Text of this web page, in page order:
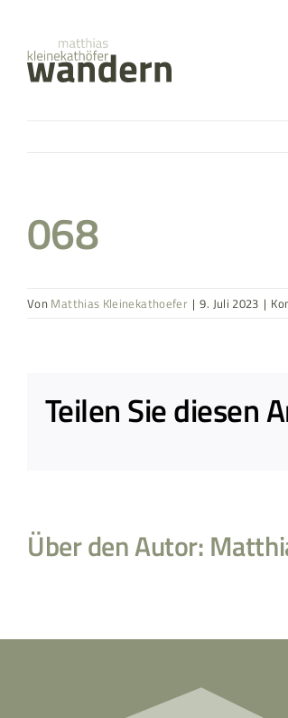
springen
Inhalt
springen
068
Von Matthias Kleinekathoefer | 9. Juli 2023 |
Teilen Sie diesen
Über den Autor: